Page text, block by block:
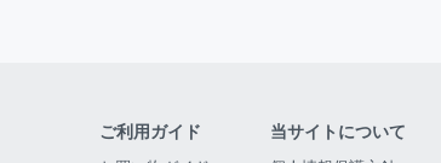
ご利用ガイド 当サイトについて